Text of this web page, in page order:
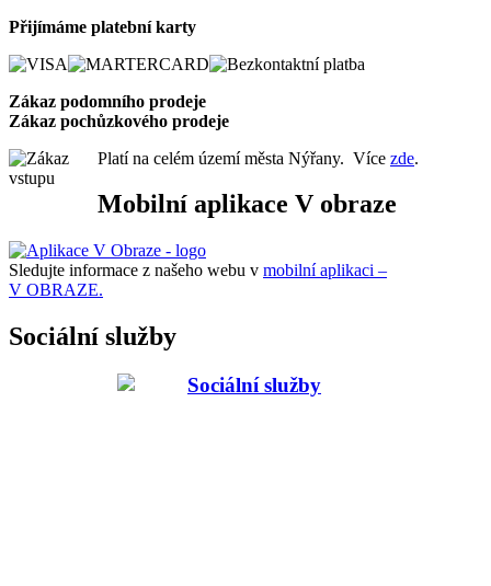
Přijímáme platební karty
Zákaz podomního prodeje
Zákaz pochůzkového prodeje
Platí na celém území města Nýřany. Více zde.
Mobilní aplikace V obraze
Sledujte informace z našeho webu v mobilní aplikaci –
V OBRAZE.
Sociální služby